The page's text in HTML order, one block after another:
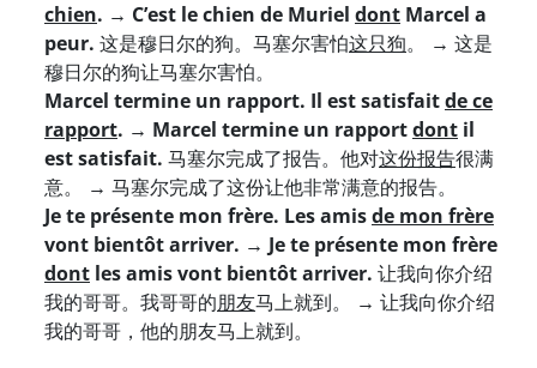
chien. → C’est le chien de Muriel dont Marcel a
peur. 这是穆日尔的狗。马塞尔害怕这只狗。 → 这是
穆日尔的狗让马塞尔害怕。
Marcel termine un rapport. Il est satisfaitde ce
rapport. → Marcel termine un rapportdont il
est satisfait. 马塞尔完成了报告。他对这份报告很满
意。
→ 马塞尔完成了这份让他非常满意的报告。
Je te présente mon frère. Les amisde mon frère
vont bientôt arriver. → Je te présente mon frère
dont les amis vont bientôt arriver. 让我向你介绍
我的哥哥。我哥哥的朋友马上就到。 → 让我向你介绍
我的哥哥，他的朋友马上就到。